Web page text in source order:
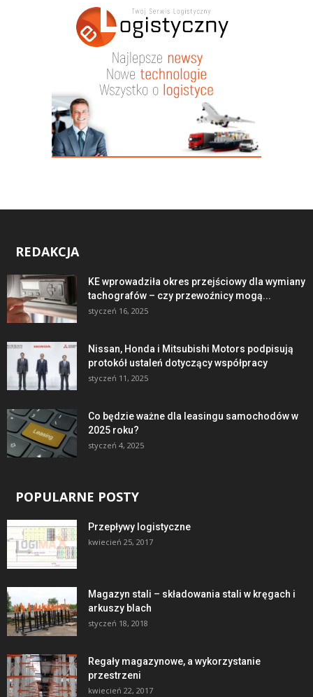
REDAKCJA
KE wprowadziła okres przejściowy dla wymiany
tachografów – czy przewoźnicy mogą...
styczeń 16, 2025
Nissan, Honda i Mitsubishi Motors podpisują
protokół ustaleń dotyczący współpracy
styczeń 11, 2025
Co będzie ważne dla leasingu samochodów w
2025 roku?
styczeń 4, 2025
POPULARNE POSTY
Przepływy logistyczne
kwiecień 25, 2017
Magazyn stali – składowania stali w kręgach i
arkuszy blach
styczeń 18, 2018
Regały magazynowe, a wykorzystanie
przestrzeni
kwiecień 22, 2017